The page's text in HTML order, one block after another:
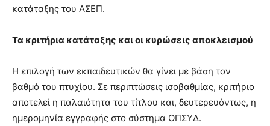
κατάταξης του ΑΣΕΠ.
Τα κριτήρια κατάταξης και οι κυρώσεις αποκλεισμού
Η επιλογή των εκπαιδευτικών θα γίνει με βάση τον
βαθμό του πτυχίου. Σε περιπτώσεις ισοβαθμίας, κριτήριο
αποτελεί η παλαιότητα του τίτλου και, δευτερευόντως, η
ημερομηνία εγγραφής στο σύστημα ΟΠΣΥΔ.